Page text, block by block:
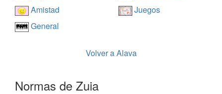
Amistad
Juegos
General
Volver a Alava
Normas de Zuia